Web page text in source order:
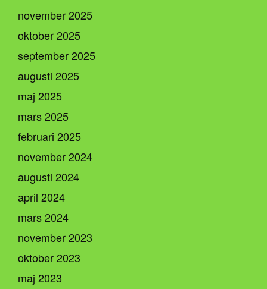
november 2025
oktober 2025
september 2025
augusti 2025
maj 2025
mars 2025
februari 2025
november 2024
augusti 2024
april 2024
mars 2024
november 2023
oktober 2023
maj 2023